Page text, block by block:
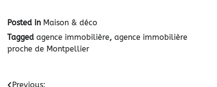
Posted in Maison & déco
Tagged agence immobilière, agence immobilière
proche de Montpellier
Previous: